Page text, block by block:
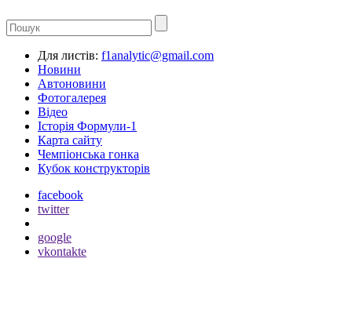
Для листів: f1analytic@gmail.com
Новини
Автоновини
Фотогалерея
Відео
Історія Формули-1
Карта сайту
Чемпіонська гонка
Кубок конструкторів
facebook
twitter
google
vkontakte